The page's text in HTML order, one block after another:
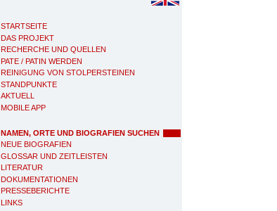
STARTSEITE
DAS PROJEKT
RECHERCHE UND QUELLEN
PATE / PATIN WERDEN
REINIGUNG VON STOLPERSTEINEN
STANDPUNKTE
AKTUELL
MOBILE APP
NAMEN, ORTE UND BIOGRAFIEN SUCHEN
NEUE BIOGRAFIEN
GLOSSAR UND ZEITLEISTEN
LITERATUR
DOKUMENTATIONEN
PRESSEBERICHTE
LINKS